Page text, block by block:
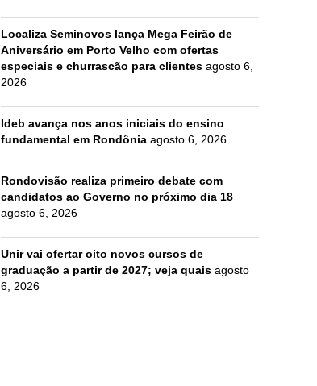
Localiza Seminovos lança Mega Feirão de
Aniversário em Porto Velho com ofertas
especiais e churrascão para clientes agosto 6,
2026
Ideb avança nos anos iniciais do ensino
fundamental em Rondônia agosto 6, 2026
Rondovisão realiza primeiro debate com
candidatos ao Governo no próximo dia 18
agosto 6, 2026
Unir vai ofertar oito novos cursos de
graduação a partir de 2027; veja quais agosto
6, 2026